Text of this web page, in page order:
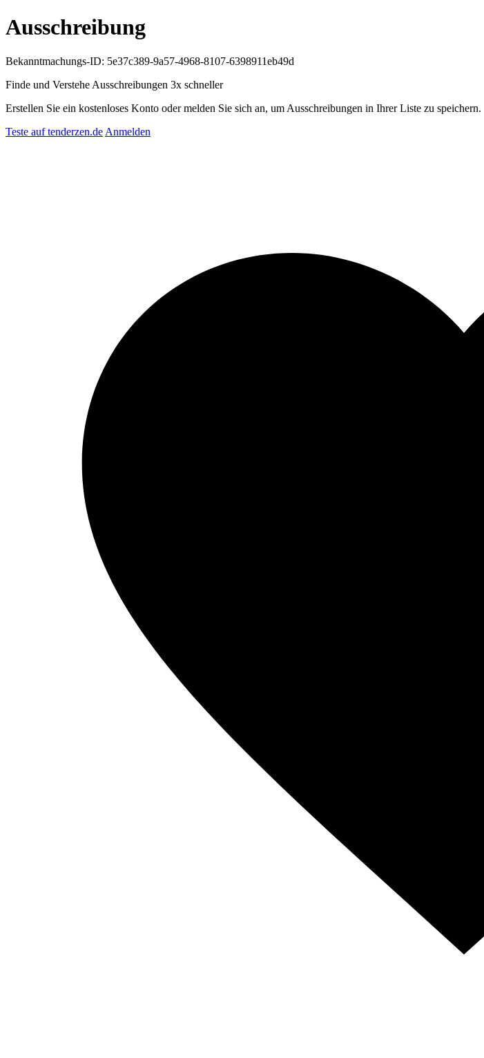
Ausschreibung
Bekanntmachungs-ID: 5e37c389-9a57-4968-8107-6398911eb49d
Finde und Verstehe Ausschreibungen 3x schneller
Erstellen Sie ein kostenloses Konto oder melden Sie sich an, um Ausschreibungen in Ihrer Liste zu speichern.
Teste auf tenderzen.de Anmelden